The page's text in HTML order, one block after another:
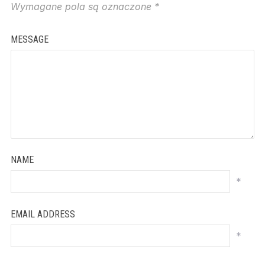
Wymagane pola są oznaczone *
MESSAGE
NAME
*
EMAIL ADDRESS
*